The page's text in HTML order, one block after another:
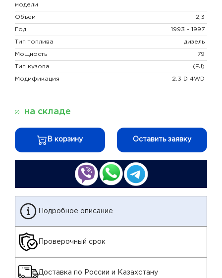
модели
Объем 2,3
Год 1993 - 1997
Тип топлива дизель
Мощность 79
Тип кузова (FJ)
Модификация 2.3 D 4WD
на складе
В корзину Оставить заявку
Подробное описание
Проверочный срок
Доставка по России и Казахстану